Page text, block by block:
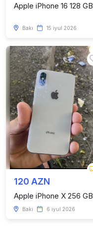
Apple iPhone 16 128 GB
Bakı 15 iyul 2026
120 AZN
Apple iPhone X 256 GB
Bakı 6 iyul 2026